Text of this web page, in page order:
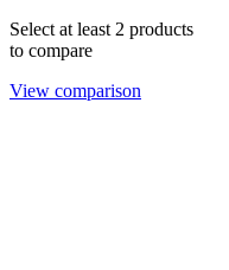
Select at least 2 products
to compare
View comparison